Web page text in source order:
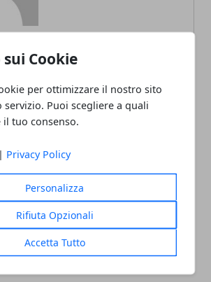
sui Cookie
per ottimizzare il nostro sito
servizio. Puoi scegliere a quali
tuo consenso.
| Privacy Policy
Personalizza
Rifiuta Opzionali
Accetta Tutto
conviene fare esercizi per